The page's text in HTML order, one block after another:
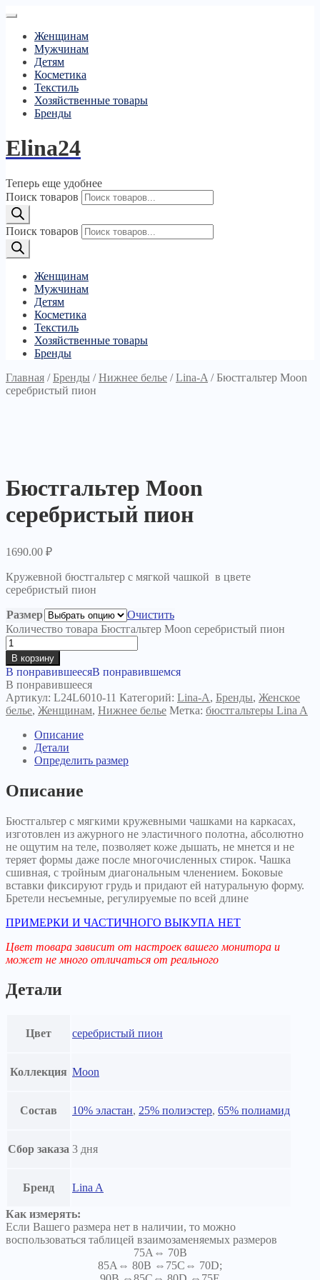
Женщинам
Мужчинам
Детям
Косметика
Текстиль
Хозяйственные товары
Бренды
Elina24
Теперь еще удобнее
Поиск товаров
Поиск товаров
Женщинам
Мужчинам
Детям
Косметика
Текстиль
Хозяйственные товары
Бренды
Главная /Бренды /Нижнее белье /Lina-A /Бюстгальтер Moon
серебристый пион
Бюстгальтер Moon
серебристый пион
1690.00 ₽
Кружевной бюстгальтер с мягкой чашкой в цвете
серебристый пион
Размер
Очистить
Количество товара Бюстгальтер Moon серебристый пион
В корзину
В понравившеесяВ понравившемся
В понравившееся
Артикул: L24L6010-11 Категорий: Lina-A, Бренды, Женское
белье, Женщинам, Нижнее белье Метка: бюстгальтеры Lina A
Описание
Детали
Определить размер
Описание
Бюстгальтер с мягкими кружевными чашками на каркасах,
изготовлен из ажурного не эластичного полотна, абсолютно
не ощутим на теле, позволяет коже дышать, не мнется и не
теряет формы даже после многочисленных стирок. Чашка
сшивная, с тройным диагональным членением. Боковые
вставки фиксируют грудь и придают ей натуральную форму.
Бретели несъемные, регулируемые по всей длине
ПРИМЕРКИ И ЧАСТИЧНОГО ВЫКУПА НЕТ
Цвет товара зависит от настроек вашего монитора и
может не много отличаться от реального
Детали
Цвет серебристый пион
Коллекция Moon
Состав 10% эластан, 25% полиэстер, 65% полиамид
Сбор заказа 3 дня
Бренд Lina A
Как измерять:
Если Вашего размера нет в наличии, то можно
воспользоваться таблицей взаимозаменяемых размеров
75A⇔ 70B
85A⇔ 80B ⇔75C⇔ 70D;